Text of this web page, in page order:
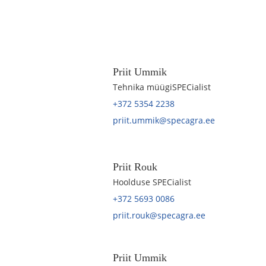
Priit Ummik
Tehnika müügiSPECialist
+372 5354 2238
priit.ummik@specagra.ee
Priit Rouk
Hoolduse SPECialist
+372 5693 0086
priit.rouk@specagra.ee
Priit Ummik